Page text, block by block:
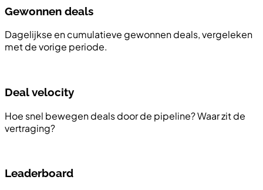
Gewonnen deals
Dagelijkse en cumulatieve gewonnen deals, vergeleken
met de vorige periode.
Deal velocity
Hoe snel bewegen deals door de pipeline? Waar zit de
vertraging?
Leaderboard